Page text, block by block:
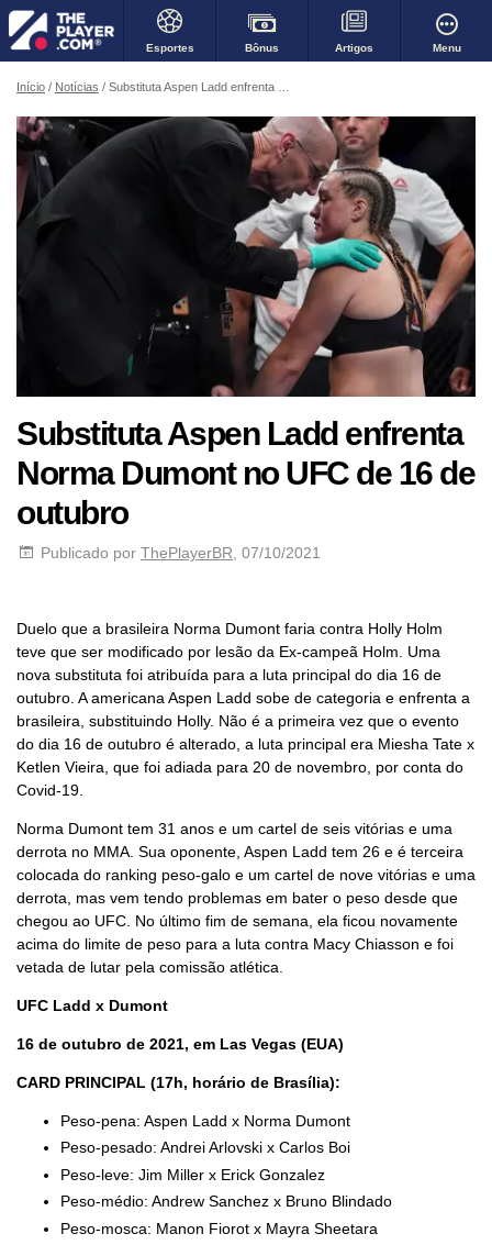
Esportes Bônus Artigos Menu
Início Notícias Substituta Aspen Ladd enfrenta Norma Dumont no UFC de 16 de outubro
Substituta Aspen Ladd enfrenta
Norma Dumont no UFC de 16 de
outubro
Publicado por ThePlayerBR , 07/10/2021
Duelo que a brasileira Norma Dumont faria contra Holly Holm
teve que ser modificado por lesão da Ex-campeã Holm. Uma
nova substituta foi atribuída para a luta principal do dia 16 de
outubro. A americana Aspen Ladd sobe de categoria e enfrenta a
brasileira, substituindo Holly. Não é a primeira vez que o evento
do dia 16 de outubro é alterado, a luta principal era Miesha Tate x
Ketlen Vieira, que foi adiada para 20 de novembro, por conta do
Covid-19.
Norma Dumont tem 31 anos e um cartel de seis vitórias e uma
derrota no MMA. Sua oponente, Aspen Ladd tem 26 e é terceira
colocada do ranking peso-galo e um cartel de nove vitórias e uma
derrota, mas vem tendo problemas em bater o peso desde que
chegou ao UFC. No último fim de semana, ela ficou novamente
acima do limite de peso para a luta contra Macy Chiasson e foi
vetada de lutar pela comissão atlética.
UFC Ladd x Dumont
16 de outubro de 2021, em Las Vegas (EUA)
CARD PRINCIPAL (17h, horário de Brasília):
Peso-pena: Aspen Ladd x Norma Dumont
Peso-pesado: Andrei Arlovski x Carlos Boi
Peso-leve: Jim Miller x Erick Gonzalez
Peso-médio: Andrew Sanchez x Bruno Blindado
Peso-mosca: Manon Fiorot x Mayra Sheetara